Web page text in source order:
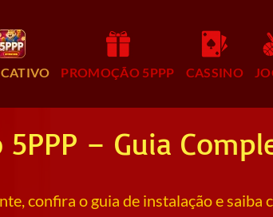
PROMOÇÃO 5PPP CASSINO
– Guia
confira o guia de instalação e